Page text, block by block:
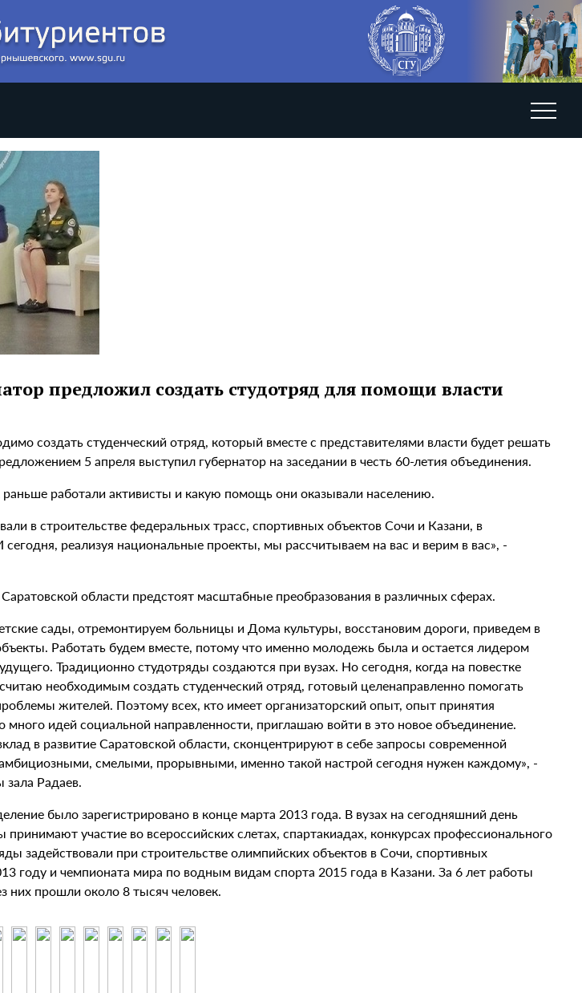
предложил создать студотряд для помощи власти
создать студенческий отряд, который вместе с представителями власти будет решать
5 апреля выступил губернатор на заседании в честь 60-летия объединения.
работали активисты и какую помощь они оказывали населению.
в строительстве федеральных трасс, спортивных объектов Сочи и Казани, в
реализуя национальные проекты, мы рассчитываем на вас и верим в вас», -
области предстоят масштабные преобразования в различных сферах.
сады, отремонтируем больницы и Дома культуры, восстановим дороги, приведем в
Работать будем вместе, потому что именно молодежь была и остается лидером
Традиционно студотряды создаются при вузах. Но сегодня, когда на повестке
необходимым создать студенческий отряд, готовый целенаправленно помогать
жителей. Поэтому всех, кто имеет организаторский опыт, опыт принятия
много идей социальной направленности, приглашаю войти в это новое объединение.
в развитие Саратовской области, сконцентрируют в себе запросы современной
смелыми, прорывными, именно такой настрой сегодня нужен каждому», -
Радаев.
было зарегистрировано в конце марта 2013 года. В вузах на сегодняшний день
принимают участие во всероссийских слетах, спартакиадах, конкурсах профессионального
задействовали при строительстве олимпийских объектов в Сочи, спортивных
году и чемпионата мира по водным видам спорта 2015 года в Казани. За 6 лет работы
них прошли около 8 тысяч человек.